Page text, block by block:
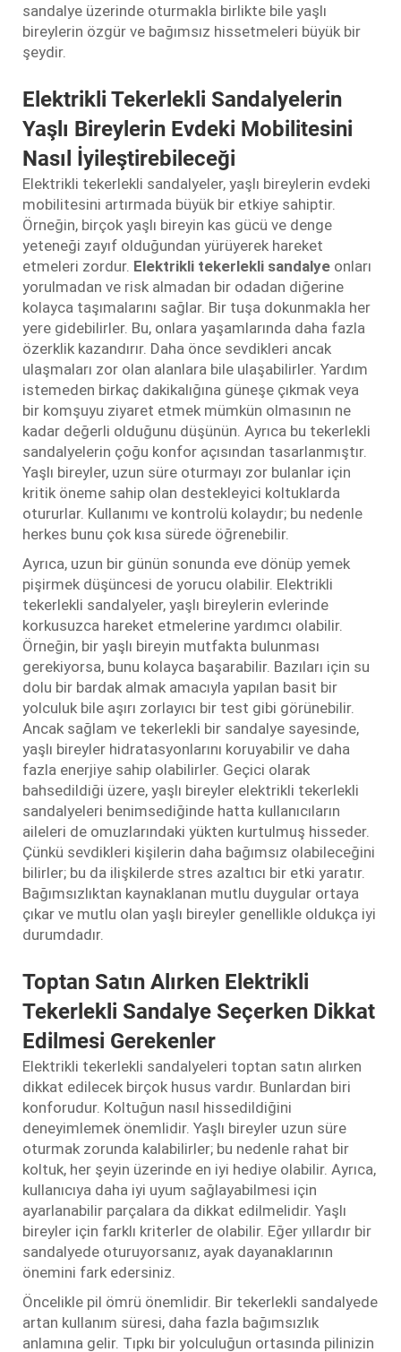
sandalye üzerinde oturmakla birlikte bile yaşlı
bireylerin özgür ve bağımsız hissetmeleri büyük bir
şeydir.
Elektrikli Tekerlekli Sandalyelerin
Yaşlı Bireylerin Evdeki Mobilitesini
Nasıl İyileştirebileceği
Elektrikli tekerlekli sandalyeler, yaşlı bireylerin evdeki
mobilitesini artırmada büyük bir etkiye sahiptir.
Örneğin, birçok yaşlı bireyin kas gücü ve denge
yeteneği zayıf olduğundan yürüyerek hareket
etmeleri zordur. Elektrikli tekerlekli sandalye onları
yorulmadan ve risk almadan bir odadan diğerine
kolayca taşımalarını sağlar. Bir tuşa dokunmakla her
yere gidebilirler. Bu, onlara yaşamlarında daha fazla
özerklik kazandırır. Daha önce sevdikleri ancak
ulaşmaları zor olan alanlara bile ulaşabilirler. Yardım
istemeden birkaç dakikalığına güneşe çıkmak veya
bir komşuyu ziyaret etmek mümkün olmasının ne
kadar değerli olduğunu düşünün. Ayrıca bu tekerlekli
sandalyelerin çoğu konfor açısından tasarlanmıştır.
Yaşlı bireyler, uzun süre oturmayı zor bulanlar için
kritik öneme sahip olan destekleyici koltuklarda
otururlar. Kullanımı ve kontrolü kolaydır; bu nedenle
herkes bunu çok kısa sürede öğrenebilir.
Ayrıca, uzun bir günün sonunda eve dönüp yemek
pişirmek düşüncesi de yorucu olabilir. Elektrikli
tekerlekli sandalyeler, yaşlı bireylerin evlerinde
korkusuzca hareket etmelerine yardımcı olabilir.
Örneğin, bir yaşlı bireyin mutfakta bulunması
gerekiyorsa, bunu kolayca başarabilir. Bazıları için su
dolu bir bardak almak amacıyla yapılan basit bir
yolculuk bile aşırı zorlayıcı bir test gibi görünebilir.
Ancak sağlam ve tekerlekli bir sandalye sayesinde,
yaşlı bireyler hidratasyonlarını koruyabilir ve daha
fazla enerjiye sahip olabilirler. Geçici olarak
bahsedildiği üzere, yaşlı bireyler elektrikli tekerlekli
sandalyeleri benimsediğinde hatta kullanıcıların
aileleri de omuzlarındaki yükten kurtulmuş hisseder.
Çünkü sevdikleri kişilerin daha bağımsız olabileceğini
bilirler; bu da ilişkilerde stres azaltıcı bir etki yaratır.
Bağımsızlıktan kaynaklanan mutlu duygular ortaya
çıkar ve mutlu olan yaşlı bireyler genellikle oldukça iyi
durumdadır.
Toptan Satın Alırken Elektrikli
Tekerlekli Sandalye Seçerken Dikkat
Edilmesi Gerekenler
Elektrikli tekerlekli sandalyeleri toptan satın alırken
dikkat edilecek birçok husus vardır. Bunlardan biri
konforudur. Koltuğun nasıl hissedildiğini
deneyimlemek önemlidir. Yaşlı bireyler uzun süre
oturmak zorunda kalabilirler; bu nedenle rahat bir
koltuk, her şeyin üzerinde en iyi hediye olabilir. Ayrıca,
kullanıcıya daha iyi uyum sağlayabilmesi için
ayarlanabilir parçalara da dikkat edilmelidir. Yaşlı
bireyler için farklı kriterler de olabilir. Eğer yıllardır bir
sandalyede oturuyorsanız, ayak dayanaklarının
önemini fark edersiniz.
Öncelikle pil ömrü önemlidir. Bir tekerlekli sandalyede
artan kullanım süresi, daha fazla bağımsızlık
anlamına gelir. Tıpkı bir yolculuğun ortasında pilinizin